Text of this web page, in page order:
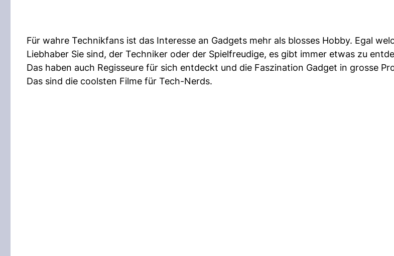
Für wahre Technikfans ist das Interesse an Gadgets mehr als blosses Hobby. Egal
Liebhaber Sie sind, der Techniker oder der Spielfreudige, es gibt immer etwas zu
Das haben auch Regisseure für sich entdeckt und die Faszination Gadget in grosse
Das sind die coolsten Filme für Tech-Nerds.